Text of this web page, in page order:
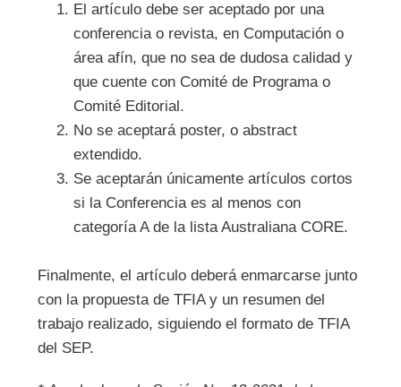
El artículo debe ser aceptado por una
conferencia o revista, en Computación o
área afín, que no sea de dudosa calidad y
que cuente con Comité de Programa o
Comité Editorial.
No se aceptará poster, o abstract
extendido.
Se aceptarán únicamente artículos cortos
si la Conferencia es al menos con
categoría A de la lista Australiana CORE.
Finalmente, el artículo deberá enmarcarse junto
con la propuesta de TFIA y un resumen del
trabajo realizado, siguiendo el formato de TFIA
del SEP.